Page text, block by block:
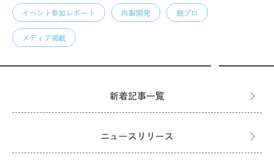
イベント参加レポート 内製開発 競プロ
メディア掲載
新着記事一覧
ニュースリリース